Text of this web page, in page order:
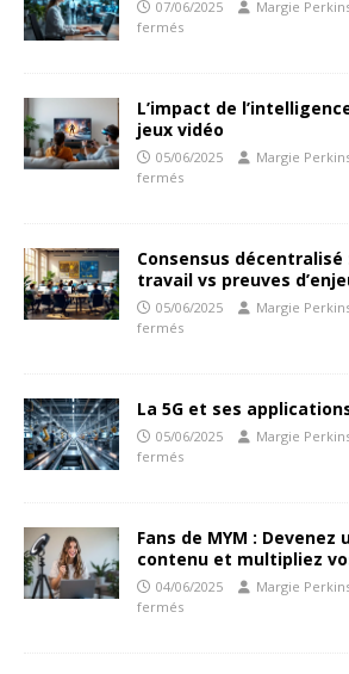
07/06/2025 Margie
fermés
L’impact de
jeux vidéo
05/06/2025 Margie
fermés
Consensus décentralisé
travail vs preuves
05/06/2025 Margie
fermés
La 5G et ses
05/06/2025 Margie
fermés
Fans de MYM : Devenez
contenu et multipliez
04/06/2025 Margie
fermés